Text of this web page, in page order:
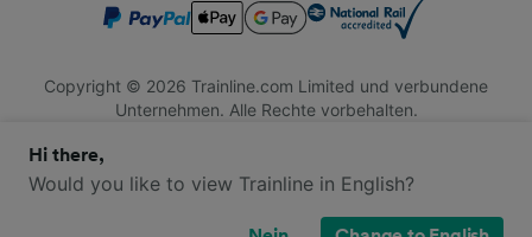
Copyright © 2026 Trainline.com Limited und verbundene
Unternehmen. Alle Rechte vorbehalten.
Firmennummer 3846791. Registrierte Adresse: 1 Stonecutter
St, London EC4A 4AH, United Kingdom. USt-IdNr.: 791 7261
Hi there,
Would you like to view Trainline in English?